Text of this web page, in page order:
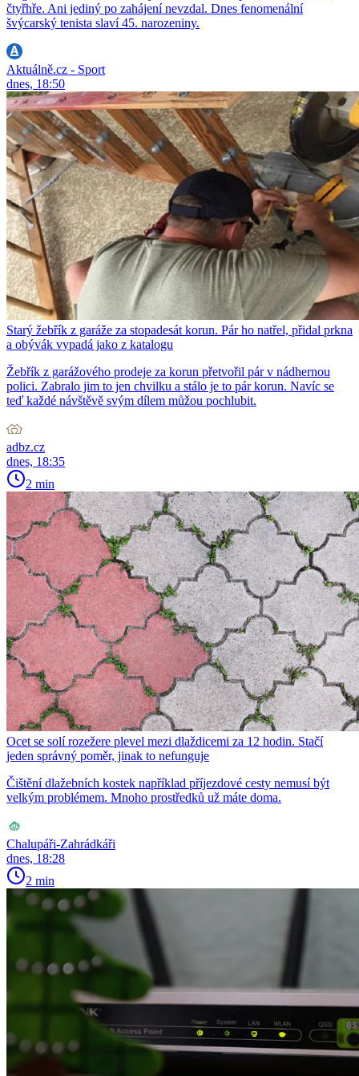
čtyřhře. Ani jediný po zahájení nevzdal. Dnes fenomenální
švýcarský tenista slaví 45. narozeniny.
Aktuálně.cz - Sport
dnes, 18:50
Starý žebřík z garáže za stopadesát korun. Pár ho natřel, přidal prkna
a obývák vypadá jako z katalogu
Žebřík z garážového prodeje za korun přetvořil pár v nádhernou
polici. Zabralo jim to jen chvilku a stálo je to pár korun. Navíc se
teď každé návštěvě svým dílem můžou pochlubit.
adbz.cz
dnes, 18:35
2 min
Ocet se solí rozežere plevel mezi dlaždicemi za 12 hodin. Stačí
jeden správný poměr, jinak to nefunguje
Čištění dlažebních kostek například příjezdové cesty nemusí být
velkým problémem. Mnoho prostředků už máte doma.
Chalupáři-Zahrádkáři
dnes, 18:28
2 min